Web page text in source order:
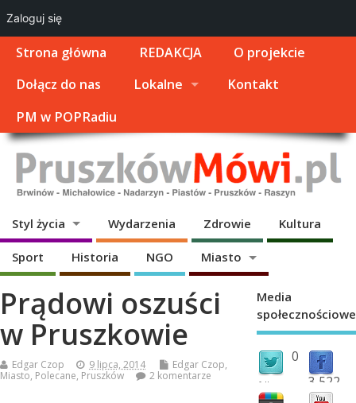
Strona główna REDAKCJA
O projekcie
Dołącz do nas
Lokalne
Kontakt
PM w POPRadiu
Styl życia Wydarzenia Zdrowie Kultura
Sport Historia NGO Miasto
Prądowi oszuści
w Pruszkowie
Edgar Czop 9 lipca, 2014 Edgar Czop,
Miasto, Polecane, Pruszków 2 komentarze
Media
społecznościowe
0
followers 3,522
fans
Zaloguj się